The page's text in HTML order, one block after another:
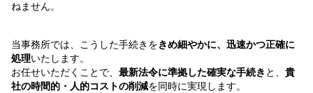
ねません。
当事務所では、こうした手続きをきめ細やかに、迅速かつ正確に
処理いたします。
お任せいただくことで、 最新法令に準拠した確実な手続き と、 貴
社の時間的・人的コストの削減を同時に実現します。